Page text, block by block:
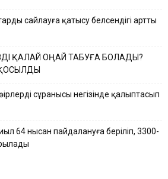
сайлауға қатысу белсендігі артты
ҚАЛАЙ ОҢАЙ ТАБУҒА БОЛАДЫ?
ҚОСЫЛДЫ
сұранысы негізінде қалыптасып
64 нысан пайдалануға беріліп, 3300-